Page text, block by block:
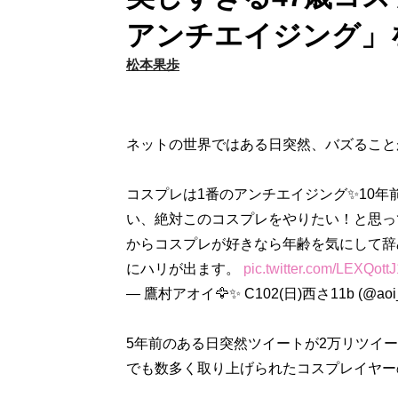
アンチエイジング
松本果歩
ネットの世界ではある日突然、バズるこ
コスプレは1番のアンチエイジング✨10
い、絶対このコスプレをやりたい！と思
からコスプレが好きなら年齢を気にして
にハリが出ます。 pic.twitter.com/
— 鷹村アオイ🦅✨ C102(日)西さ11b
5年前のある日突然ツイートが2万リツイ
でも数多く取り上げられたコスプレイヤ